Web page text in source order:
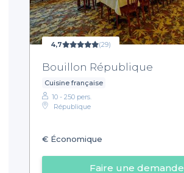
4,7 (29)
Bouillon République
Cuisine française
10 - 250 pers.
République
€ Économique
Faire une demande